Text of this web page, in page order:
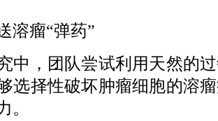
溶瘤“弹药”
，团队尝试利用天然的过
选择性破坏肿瘤细胞的溶
。